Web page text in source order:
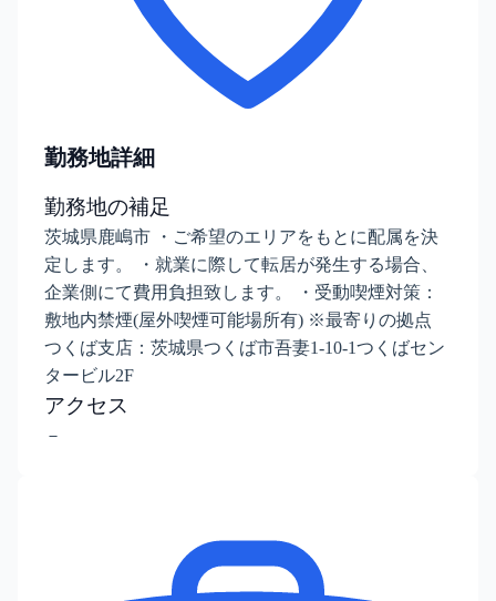
勤務地詳細
勤務地の補足
茨城県鹿嶋市 ・ご希望のエリアをもとに配属を決
定します。 ・就業に際して転居が発生する場合、
企業側にて費用負担致します。 ・受動喫煙対策：
敷地内禁煙(屋外喫煙可能場所有) ※最寄りの拠点
つくば支店：茨城県つくば市吾妻1-10-1つくばセン
タービル2F
アクセス
－